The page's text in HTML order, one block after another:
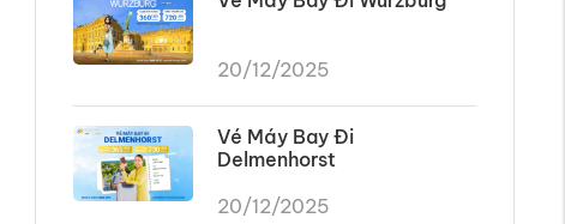
20/12/2025
Vé Máy Bay Đi
Delmenhorst
20/12/2025